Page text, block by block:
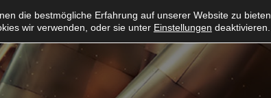
die bestmögliche Erfahrung auf unserer Website zu bieten.
wir verwenden, oder sie unter Einstellungen deaktivieren.